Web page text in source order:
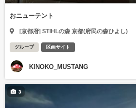
おニューテント
[京都府] STIHLの森 京都(府民の森ひよし)
グループ 区画サイト
KINOKO_MUSTANG
3